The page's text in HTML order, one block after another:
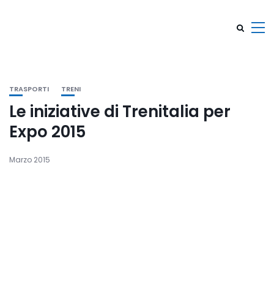
TRASPORTI TRENI
Le iniziative di Trenitalia per
Expo 2015
Marzo 2015